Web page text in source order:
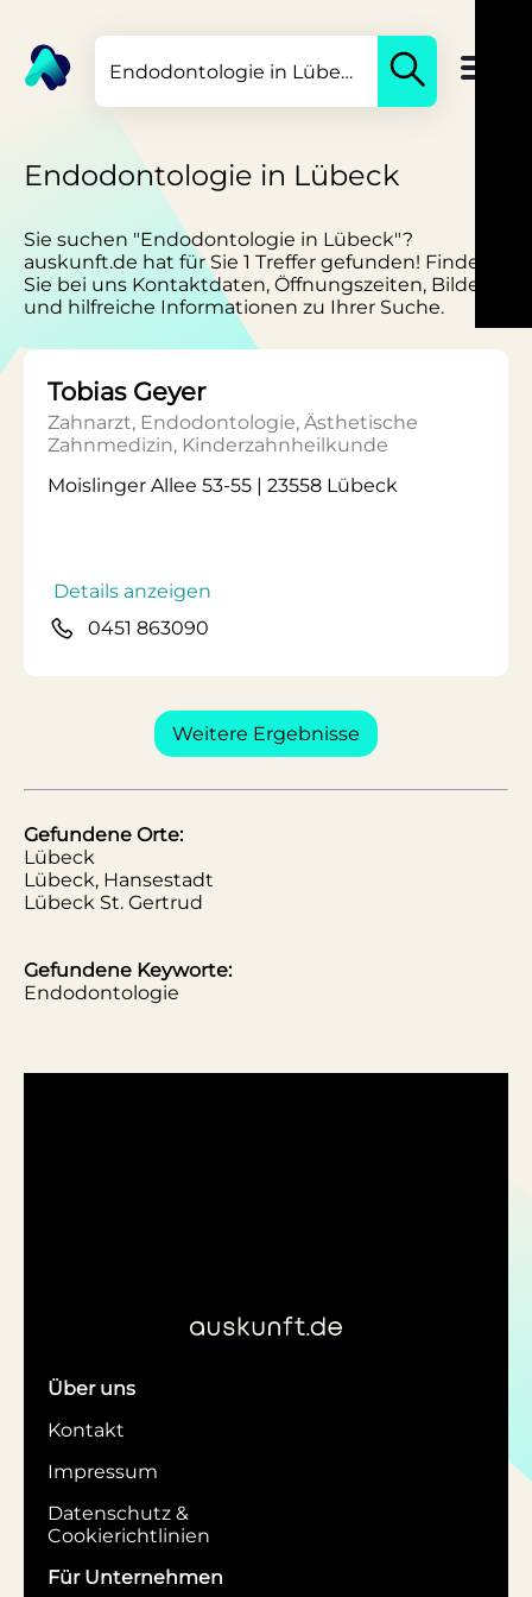
Endodontologie in Lübeck
Sie suchen "Endodontologie in Lübeck"?
auskunft.de hat für Sie 1 Treffer gefunden! Finden
Sie bei uns Kontaktdaten, Öffnungszeiten, Bilder
und hilfreiche Informationen zu Ihrer Suche.
Tobias Geyer
Zahnarzt, Endodontologie, Ästhetische
Zahnmedizin, Kinderzahnheilkunde
Moislinger Allee 53-55 | 23558 Lübeck
Details anzeigen
0451 863090
Weitere Ergebnisse
Gefundene Orte:
Lübeck
Lübeck, Hansestadt
Lübeck St. Gertrud
Gefundene Keyworte:
Endodontologie
Über uns
Kontakt
Impressum
Datenschutz &
Cookierichtlinien
Für Unternehmen